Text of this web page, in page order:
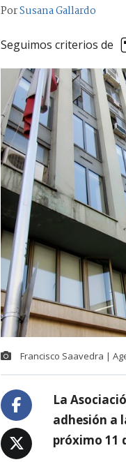
PorSusana Gallardo
Seguimos criterios de
Francisco Saavedra |
La
adhesión a
próximo 11